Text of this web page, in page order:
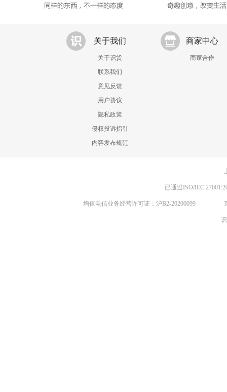
关于我们
关于识货
联系我们
意见反馈
用户协议
隐私政策
侵权投诉指引
内容发布规范
商家中心
商家合作
已通过ISO/IEC
增值电信业务经营许可证：沪B2-20200099